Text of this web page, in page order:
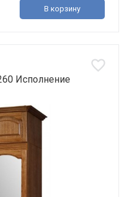
В корзину
Исполнение